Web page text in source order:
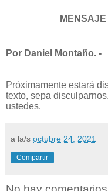
Por Daniel Montaño. -
Próximamente estará
texto, sepa
ustedes.
a la/s octubre 24, 2021
Compartir